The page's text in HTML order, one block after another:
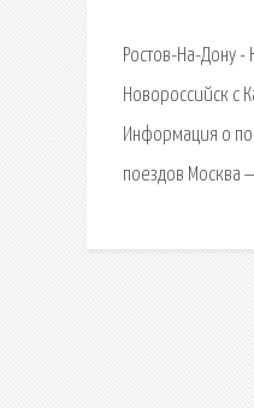
Ростов-На-Дону -
Новороссийск с
Информация о
поездов Москва